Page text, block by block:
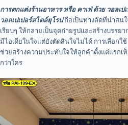
การตกแต่งร้านอาหาร หรือ คาเฟ่ ด้วย วอลเ
วอลเปเปอร์สไตล์ยุโรปถือเป็นทางลัดที่น่าสนใ
เรียบๆ ให้กลายเป็นจุดถ่ายรูปและสร้างบรร
มีไอเดียในใจแต่ยังตัดสินใจไม่ได้ การเลือกใ
ช่วยสร้างความประทับใจให้ลูกค้าตั้งแต่แรก
กว่าใคร